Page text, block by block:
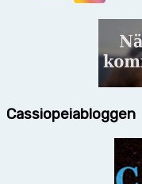
Cassiopeiabloggen